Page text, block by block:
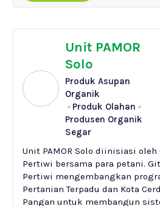
Unit PAMOR
Solo
Produk Asupan
Organik
Produk Olahan
Produsen Organik
Segar
Unit PAMOR Solo diinisiasi oleh
Pertiwi bersama para petani.
Pertiwi mengembangkan
Pertanian Terpadu dan Kota
Pangan untuk membangun